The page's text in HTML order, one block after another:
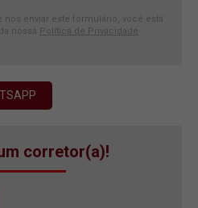
enviar este formulário, você está
nossa Política de Privacidade
corretor(a)!